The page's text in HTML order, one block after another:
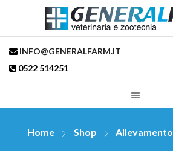
INFO@GENERALFARM.IT
0522 514251
Home Shop Allevamento